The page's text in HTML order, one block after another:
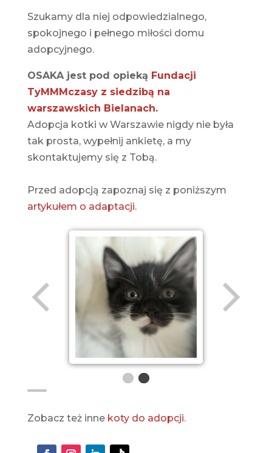
Szukamy dla niej odpowiedzialnego,
spokojnego i pełnego miłości domu
adopcyjnego.
OSAKA jest pod opieką Fundacji
TyMMMczasy z siedzibą na
warszawskich Bielanach.
Adopcja kotki w Warszawie nigdy nie była
tak prosta, wypełnij ankietę, a my
skontaktujemy się z Tobą.
Przed adopcją zapoznaj się z poniższym
artykułem o adaptacji.
Zobacz też inne koty do adopcji.